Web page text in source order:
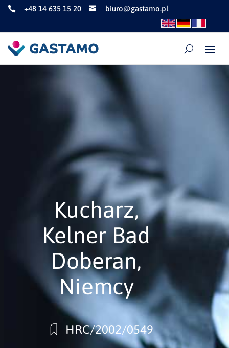
 +48 14 635 15 20  biuro@gastamo.pl
Kucharz,
Kelner Bad
Doberan,
Niemcy
HRC/2002/0549